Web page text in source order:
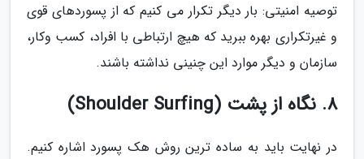
توصیه امنیتی: بار دیگر تکرار می کنیم که از پسوردهای قوی
و غیرتکراری بهره ببرید که هیچ ارتباطی با افراد، کسب وکار،
سازمان و دیگر موارد این چنینی نداشته باشند.
8. نگاه از پشت (Shoulder Surfing)
در نهایت باید به ساده ترین روش هک پسورد اشاره کنیم.